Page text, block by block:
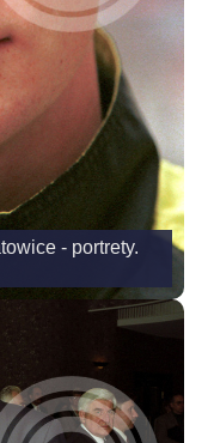
- portrety.